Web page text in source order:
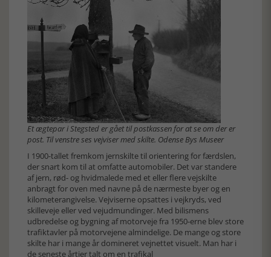
Et ægtepar i Stegsted er gået til postkassen for at se om der er
post. Til venstre ses vejviser med skilte. Odense Bys Museer
I 1900-tallet fremkom jernskilte til orientering for færdslen,
der snart kom til at omfatte automobiler. Det var standere
af jern, rød- og hvidmalede med et eller flere vejskilte
anbragt for oven med navne på de nærmeste byer og en
kilometerangivelse. Vejviserne opsattes i vejkryds, ved
skilleveje eller ved vejudmundinger. Med bilismens
udbredelse og bygning af motorveje fra 1950-erne blev store
trafiktavler på motorvejene almindelige. De mange og store
skilte har i mange år domineret vejnettet visuelt. Man har i
de seneste årtier talt om en trafikal